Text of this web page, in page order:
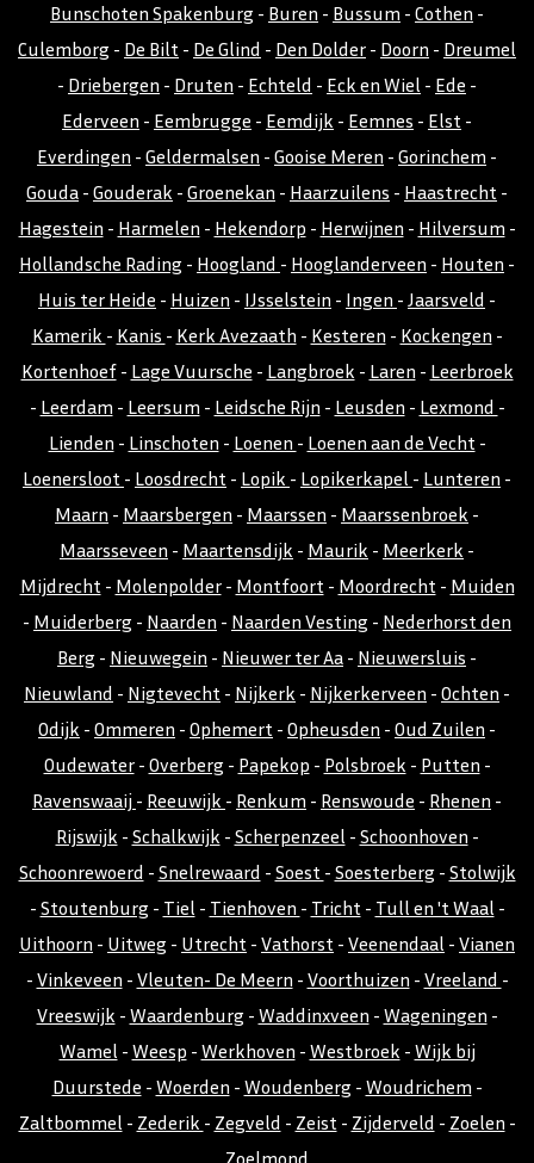
Bunschoten Spakenburg - Buren - Bussum - Cothen -
Culemborg - De Bilt - De Glind - Den Dolder - Doorn - Dreumel
- Driebergen - Druten - Echteld - Eck en Wiel - Ede -
Ederveen - Eembrugge - Eemdijk - Eemnes - Elst -
Everdingen - Geldermalsen - Gooise Meren - Gorinchem -
Gouda - Gouderak - Groenekan - Haarzuilens - Haastrecht -
Hagestein - Harmelen - Hekendorp - Herwijnen - Hilversum -
Hollandsche Rading - Hoogland - Hooglanderveen - Houten -
Huis ter Heide - Huizen - IJsselstein - Ingen - Jaarsveld -
Kamerik - Kanis - Kerk Avezaath - Kesteren - Kockengen -
Kortenhoef- Lage Vuursche - Langbroek - Laren - Leerbroek
- Leerdam - Leersum - Leidsche Rijn - Leusden - Lexmond -
Lienden - Linschoten - Loenen - Loenen aan de Vecht-
Loenersloot - Loosdrecht - Lopik - Lopikerkapel - Lunteren -
Maarn - Maarsbergen - Maarssen - Maarssenbroek -
Maarsseveen - Maartensdijk - Maurik - Meerkerk -
Mijdrecht- Molenpolder- Montfoort- Moordrecht- Muiden
- Muiderberg - Naarden - Naarden Vesting - Nederhorst den
Berg - Nieuwegein - Nieuwer ter Aa - Nieuwersluis -
Nieuwland - Nigtevecht - Nijkerk - Nijkerkerveen - Ochten -
Odijk - Ommeren - Ophemert - Opheusden - Oud Zuilen -
Oudewater- Overberg - Papekop - Polsbroek - Putten -
Ravenswaaij - Reeuwijk - Renkum - Renswoude - Rhenen -
Rijswijk - Schalkwijk - Scherpenzeel - Schoonhoven -
Schoonrewoerd - Snelrewaard - Soest - Soesterberg - Stolwijk
- Stoutenburg - Tiel - Tienhoven - Tricht- Tull en 't Waal -
Uithoorn - Uitweg - Utrecht - Vathorst - Veenendaal - Vianen
- Vinkeveen - Vleuten- De Meern - Voorthuizen - Vreeland -
Vreeswijk - Waardenburg - Waddinxveen - Wageningen -
Wamel - Weesp - Werkhoven - Westbroek - Wijk bij
Duurstede - Woerden - Woudenberg - Woudrichem -
Zaltbommel - Zederik - Zegveld - Zeist- Zijderveld - Zoelen -